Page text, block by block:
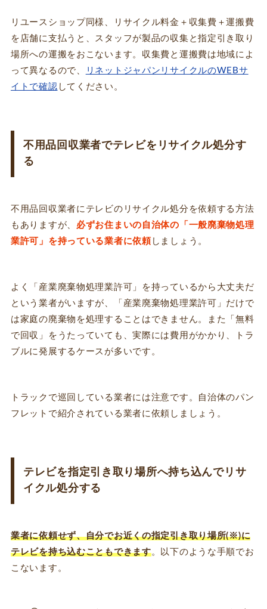
リユースショップ同様、リサイクル料金＋収集費＋運搬費
を店舗に支払うと、スタッフが製品の収集と指定引き取り
場所への運搬をおこないます。収集費と運搬費は地域によ
って異なるので、
リネットジャパンリサイクルのWEBサ
イトで確認 してください。
不用品回収業者でテレビをリサイクル処分す
る
不用品回収業者にテレビのリサイクル処分を依頼する方法
もありますが、 必ずお住まいの自治体の「一般廃棄物処理
業許可」を持っている業者に依頼 しましょう。
よく「産業廃棄物処理業許可」を持っているから大丈夫だ
という業者がいますが、「産業廃棄物処理業許可」だけで
は家庭の廃棄物を処理することはできません。また「無料
で回収」をうたっていても、実際には費用がかかり、トラ
ブルに発展するケースが多いです。
トラックで巡回している業者には注意です。自治体のパン
フレットで紹介されている業者に依頼しましょう。
テレビを指定引き取り場所へ持ち込んでリサ
イクル処分する
業者に依頼せず、自分でお近くの指定引き取り場所(※)に
テレビを持ち込むこともできます。以下のような手順でお
こないます。